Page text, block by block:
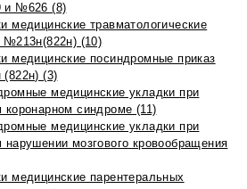
и №626 (8)
медицинские травматологические
№213н(822н) (10)
медицинские посиндромные приказ
(3)
медицинские укладки при
коронарном синдроме (11)
медицинские укладки при
нарушении мозгового кровообращения
медицинские парентеральных